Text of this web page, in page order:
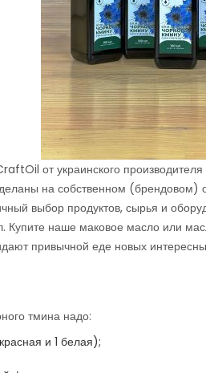
от украинского
на собственном (брендовом)
выбор продуктов, сырья и
Купите наше маковое масло или
привычной еде новых
тмина надо:
и 1 белая);